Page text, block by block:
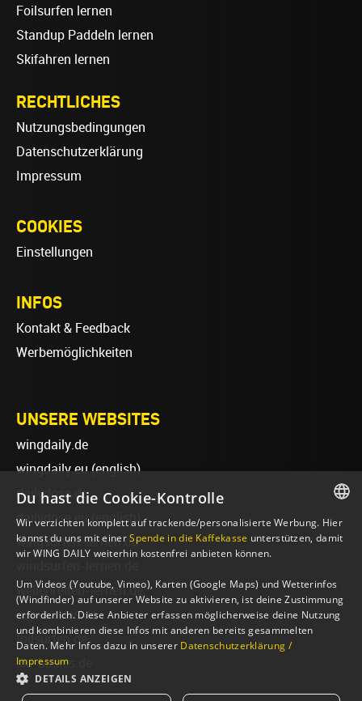
Foilsurfen lernen
Standup Paddeln lernen
Skifahren lernen
RECHTLICHES
Nutzungsbedingungen
Datenschutzerklärung
Impressum
COOKIES
Einstellungen
INFOS
Kontakt & Feedback
Werbemöglichkeiten
UNSERE WEBSITES
wingdaily.de
wingdaily.eu(english)
dailydose.de
dailydose.eu (english)
wingsurfen-lernen.de
wellenreiten-lernen.de
sup-basics.de
foilsurfen.de
ski-basics.de
GERMAN
Du hast die Cookie-Kontrolle
Wir verzichten komplett auf trackende/personalisierte Werbung. Hier
kannst du uns mit einerSpende in die Kaffekasse unterstützen, damit
wir WING DAILY weiterhin kostenfrei anbieten können.
Um Videos (Youtube, Vimeo), Karten (Google Maps) und Wetterinfos
(Windfinder) auf unserer Website zu aktivieren, ist deine Zustimmung
erforderlich. Diese Anbieter erfassen möglicherweise deine Nutzung
und kombinieren diese Infos mit anderen bereits gesammelten
Daten. Mehr Infos dazu in unserer Datenschutzerklärung /
Impressum
DETAILS ANZEIGEN